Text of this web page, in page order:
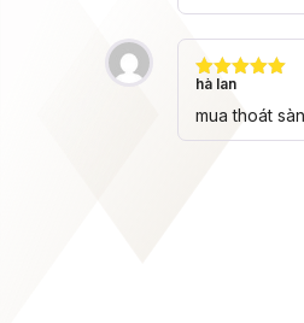
Được xếp
hạng5
sao
hà lan
mua thoát